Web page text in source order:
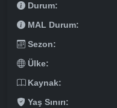
Durum:
MAL Durum:
Sezon:
Ülke:
Kaynak:
Yaş Sınırı: